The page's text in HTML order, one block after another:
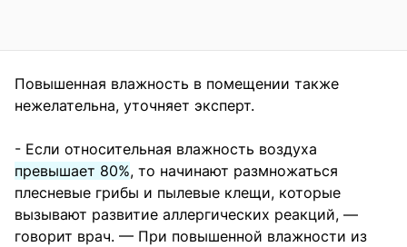
Повышенная влажность в помещении также
нежелательна, уточняет эксперт.
- Если относительная влажность воздуха
превышает 80%, то начинают размножаться
плесневые грибы и пылевые клещи, которые
вызывают развитие аллергических реакций, —
говорит врач. — При повышенной влажности из